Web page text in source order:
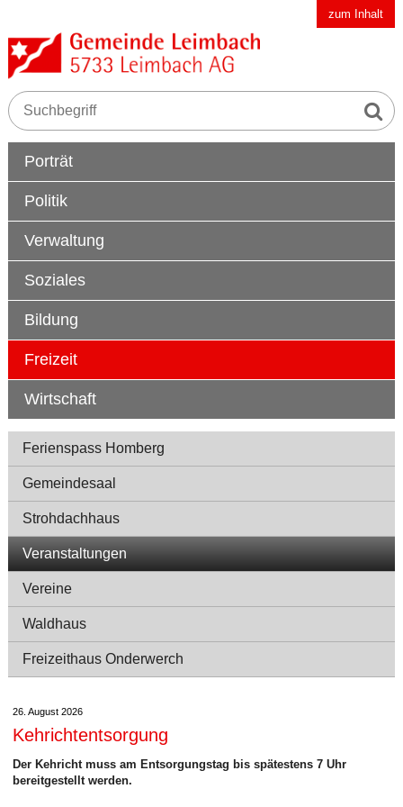
Navigieren in der Gemeinde Leimbach AGzum Inhalt
Suchbegriff
Suche
Hauptnavigation
Porträt
Politik
Verwaltung
Soziales
Bildung
Freizeit
Wirtschaft
Navigation
Ferienspass Homberg
Gemeindesaal
Strohdachhaus
Veranstaltungen
Vereine
Waldhaus
Freizeithaus Onderwerch
Kehrichtentsorgung
26. August 2026
Der Kehricht muss am Entsorgungstag bis spätestens 7 Uhr
bereitgestellt werden.